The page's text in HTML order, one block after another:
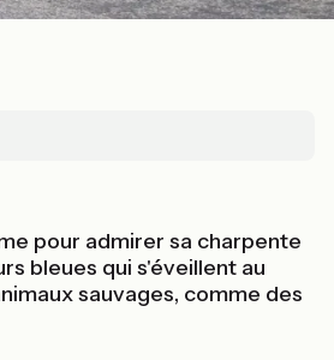
pour admirer sa charpente
bleues qui s'éveillent au
sauvages, comme des